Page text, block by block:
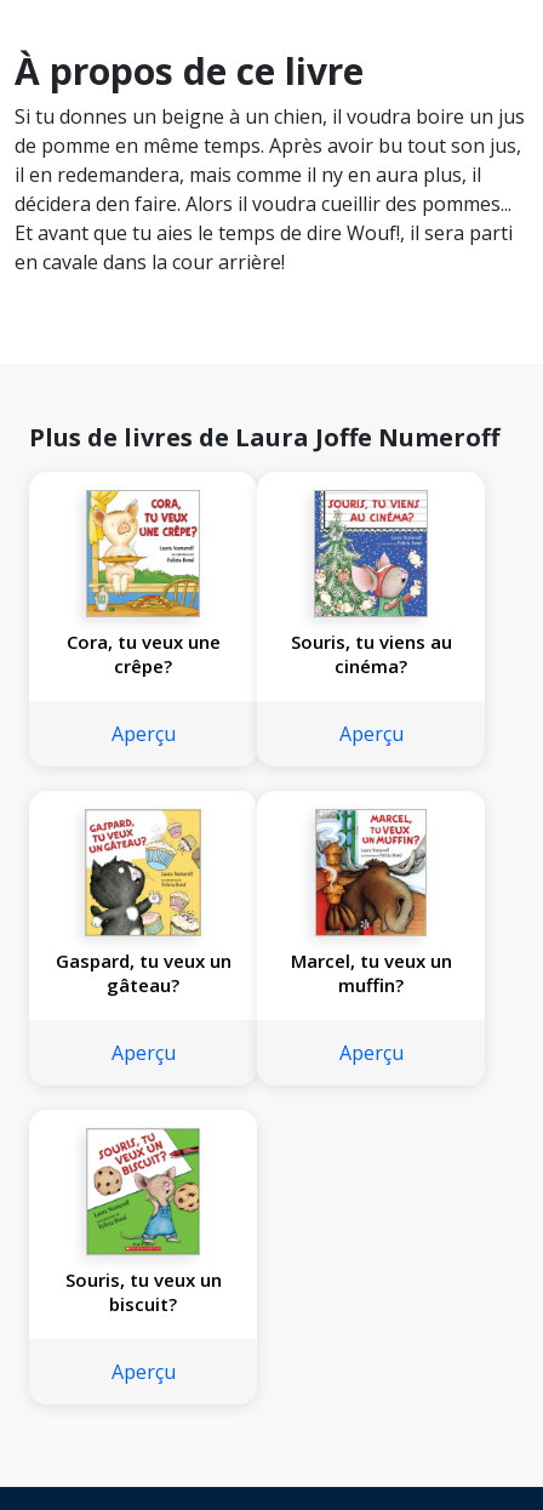
À propos de ce livre
Si tu donnes un beigne à un chien, il voudra boire un jus
de pomme en même temps. Après avoir bu tout son jus,
il en redemandera, mais comme il ny en aura plus, il
décidera den faire. Alors il voudra cueillir des pommes...
Et avant que tu aies le temps de dire Wouf!, il sera parti
en cavale dans la cour arrière!
Plus de livres de Laura Joffe Numeroff
Cora, tu veux une
crêpe?
Aperçu
Souris, tu viens au
cinéma?
Aperçu
Gaspard, tu veux un
gâteau?
Aperçu
Marcel, tu veux un
muffin?
Aperçu
Souris, tu veux un
biscuit?
Aperçu